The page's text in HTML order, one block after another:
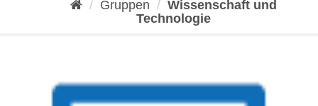
Gruppen
Wissenschaft und
Technologie